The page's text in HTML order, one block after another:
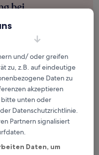
bei
für Mitglieder
Daten
21. Aug. - 23. Aug.
und/ oder greifen
zu, z.B. auf eindeutige
Daten zu
akzeptieren
bitte unten oder
Datenschutzrichtlinie.
Partnern signalisiert
Daten, um